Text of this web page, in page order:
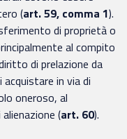
(art. 59, comma 1).
di proprietà o
al compito
di prelazione da
in via di
oneroso, al
(art. 60).